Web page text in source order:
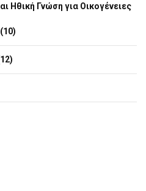
Ηθική Γνώση για Οικογένειες